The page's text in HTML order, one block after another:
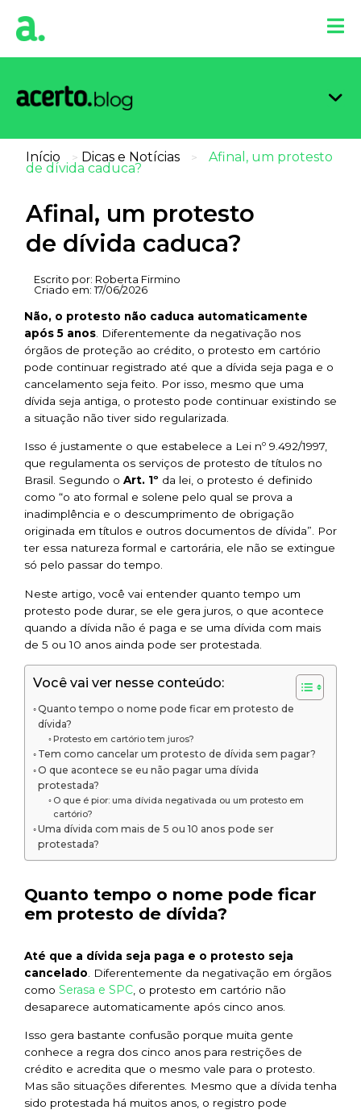
Início > Dicas e Notícias > Afinal, um protesto
de dívida caduca?
Afinal, um protesto
de dívida caduca?
Escrito por: Roberta Firmino
Criado em: 17/06/2026
Não, o protesto não caduca automaticamente
após 5 anos . Diferentemente da negativação nos
órgãos de proteção ao crédito, o protesto em cartório
pode continuar registrado até que a dívida seja paga e o
cancelamento seja feito. Por isso, mesmo que uma
dívida seja antiga, o protesto pode continuar existindo se
a situação não tiver sido regularizada.
Isso é justamente o que estabelece a Lei nº 9.492/1997,
que regulamenta os serviços de protesto de títulos no
Brasil. Segundo o Art. 1º da lei, o protesto é definido
como “o ato formal e solene pelo qual se prova a
inadimplência e o descumprimento de obrigação
originada em títulos e outros documentos de dívida” . Por
ter essa natureza formal e cartorária, ele não se extingue
só pelo passar do tempo.
Neste artigo, você vai entender quanto tempo um
protesto pode durar, se ele gera juros, o que acontece
quando a dívida não é paga e se uma dívida com mais
de 5 ou 10 anos ainda pode ser protestada.
Você vai ver nesse conteúdo:
Quanto tempo o nome pode ficar em protesto de
dívida?
Protesto em cartório tem juros?
Tem como cancelar um protesto de dívida sem pagar?
O que acontece se eu não pagar uma dívida
protestada?
O que é pior: uma dívida negativada ou um protesto em
cartório?
Uma dívida com mais de 5 ou 10 anos pode ser
protestada?
Quanto tempo o nome pode ficar
em protesto de dívida?
Até que a dívida seja paga e o protesto seja
cancelado . Diferentemente da negativação em órgãos
como Serasa e SPC , o protesto em cartório não
desaparece automaticamente após cinco anos.
Isso gera bastante confusão porque muita gente
conhece a regra dos cinco anos para restrições de
crédito e acredita que o mesmo vale para o protesto.
Mas são situações diferentes. Mesmo que a dívida tenha
sido protestada há muitos anos, o registro pode